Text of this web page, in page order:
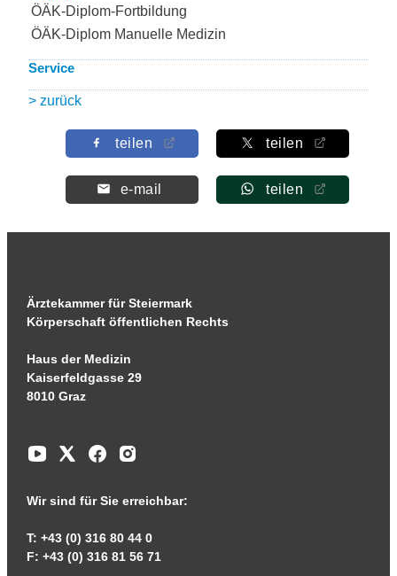
ÖÄK-Diplom-Fortbildung
ÖÄK-Diplom Manuelle Medizin
Service
> zurück
teilen teilen
e-mail teilen
Ärztekammer für Steiermark
Körperschaft öffentlichen Rechts
Haus der Medizin
Kaiserfeldgasse 29
8010 Graz
Wir sind für Sie erreichbar:
T: +43 (0) 316 80 44 0
F: +43 (0) 316 81 56 71